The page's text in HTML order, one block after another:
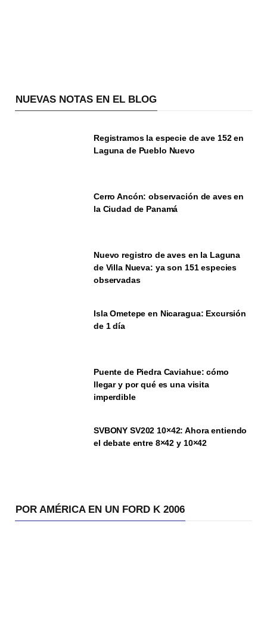
NUEVAS NOTAS EN EL BLOG
Registramos la especie de ave 152 en
Laguna de Pueblo Nuevo
Cerro Ancón: observación de aves en
la Ciudad de Panamá
Nuevo registro de aves en la Laguna
de Villa Nueva: ya son 151 especies
observadas
Isla Ometepe en Nicaragua: Excursión
de 1 día
Puente de Piedra Caviahue: cómo
llegar y por qué es una visita
imperdible
SVBONY SV202 10×42: Ahora entiendo
el debate entre 8×42 y 10×42
POR AMÉRICA EN UN FORD K 2006